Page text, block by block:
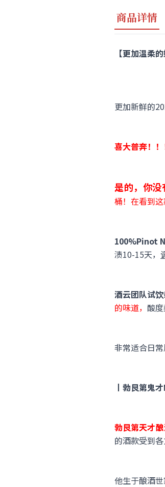
商品详情
【更加温柔
更加新鲜的
喜大普奔！！
是的，你
桶！在看到这
100%Pinot
渍10-15天，
酒云团队试饮
的味道， 酸
非常适合日常
丨勃艮第鬼
勃艮第天才
的酒款受到
他生于酿酒